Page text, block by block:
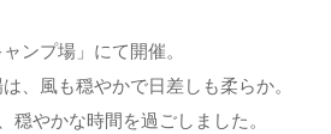
ンプ場」にて開催。
、風も穏やかで日差しも柔らか。
やかな時間を過ごしました。